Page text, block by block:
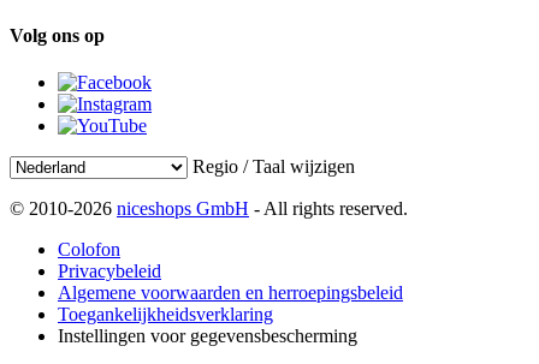
Volg ons op
Regio / Taal wijzigen
© 2010-2026 niceshops GmbH - All rights reserved.
Colofon
Privacybeleid
Algemene voorwaarden en herroepingsbeleid
Toegankelijkheidsverklaring
Instellingen voor gegevensbescherming